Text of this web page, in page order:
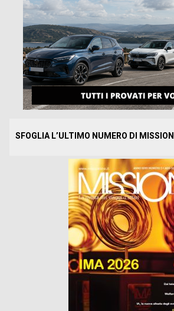
SFOGLIA L’ULTIMO NUMERO DI MISSION